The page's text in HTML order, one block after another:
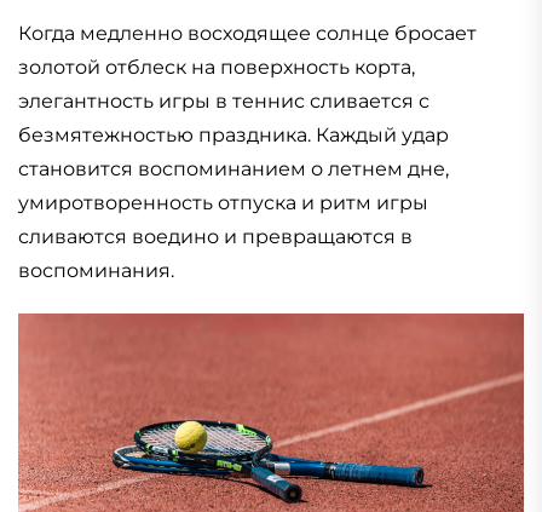
Когда медленно восходящее солнце бросает
золотой отблеск на поверхность корта,
элегантность игры в теннис сливается с
безмятежностью праздника. Каждый удар
становится воспоминанием о летнем дне,
умиротворенность отпуска и ритм игры
сливаются воедино и превращаются в
воспоминания.